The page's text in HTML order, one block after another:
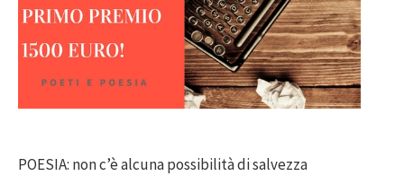
POESIA: non c’è alcuna possibilità di salvezza